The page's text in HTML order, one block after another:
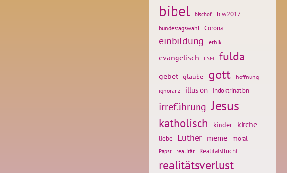
bibel bischof btw2017
bundestagswahl Corona
einbildung ethik
evangelisch FSM fulda
gebet glaube gott
hoffnung
ignoranz
illusion indoktrination
irreführung Jesus
katholisch kinder kirche
liebe Luther meme moral
Papst realität Realitätsflucht
realitätsverlust